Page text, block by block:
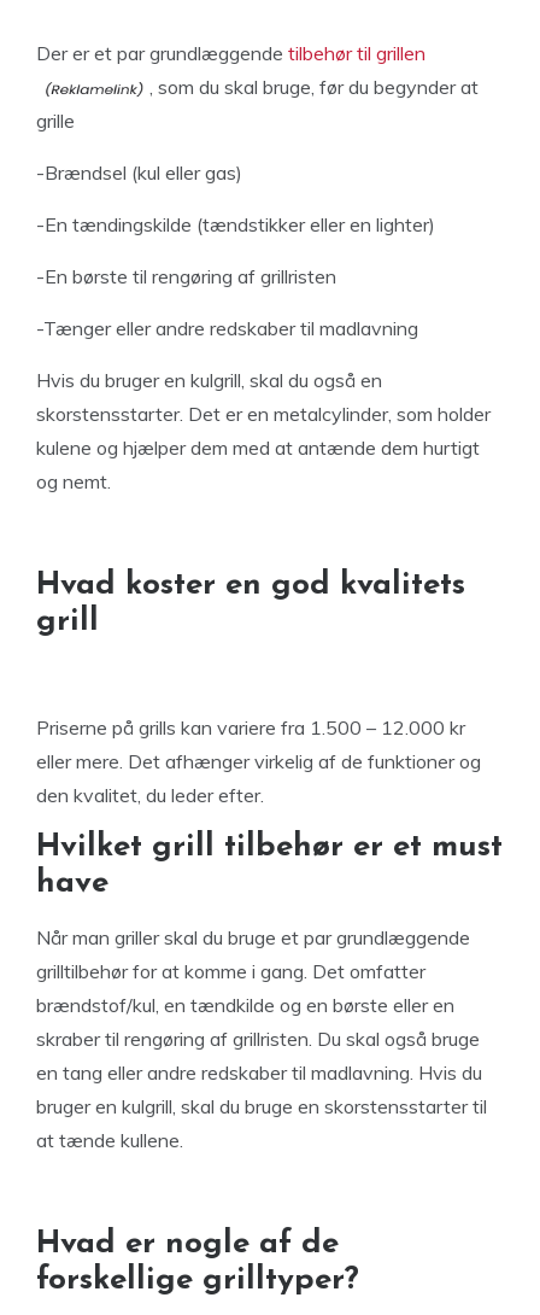
Der er et par grundlæggende tilbehør til grillen
, som du skal bruge, før du begynder at
grille
-Brændsel (kul eller gas)
-En tændingskilde (tændstikker eller en lighter)
-En børste til rengøring af grillristen
-Tænger eller andre redskaber til madlavning
Hvis du bruger en kulgrill, skal du også en
skorstensstarter. Det er en metalcylinder, som holder
kulene og hjælper dem med at antænde dem hurtigt
og nemt.
Hvad koster en god kvalitets
grill
Priserne på grills kan variere fra 1.500 – 12.000 kr
eller mere. Det afhænger virkelig af de funktioner og
den kvalitet, du leder efter.
Hvilket grill tilbehør er et must
have
Når man griller skal du bruge et par grundlæggende
grilltilbehør for at komme i gang. Det omfatter
brændstof/kul, en tændkilde og en børste eller en
skraber til rengøring af grillristen. Du skal også bruge
en tang eller andre redskaber til madlavning. Hvis du
bruger en kulgrill, skal du bruge en skorstensstarter til
at tænde kullene.
Hvad er nogle af de
forskellige grilltyper?